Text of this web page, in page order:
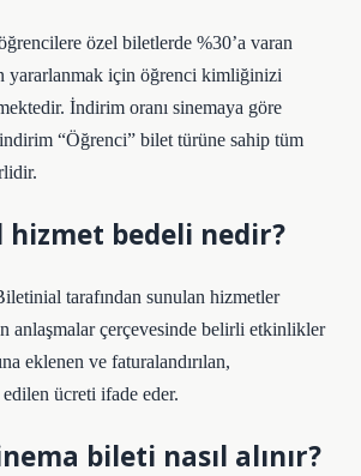
özel biletlerde %30’a varan
yararlanmak için öğrenci kimliğinizi
İndirim oranı sinemaya göre
“Öğrenci” bilet türüne sahip tüm
bedeli nedir?
tarafından sunulan hizmetler
anlaşmalar çerçevesinde belirli etkinlikler
eklenen ve faturalandırılan,
ücreti ifade eder.
bileti nasıl alınır?